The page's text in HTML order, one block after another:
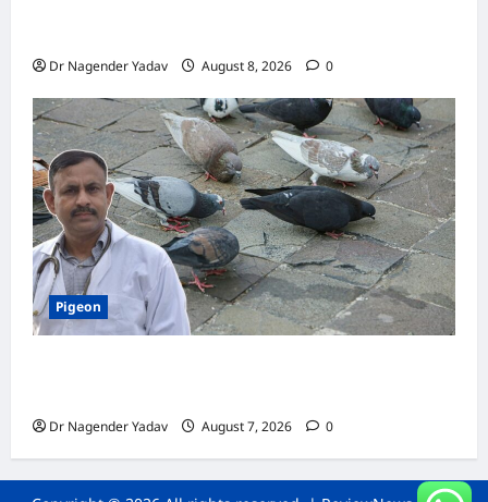
Dr Nagender Yadav August 8, 2026 0
Pigeon
Dr Nagender Yadav August 7, 2026 0